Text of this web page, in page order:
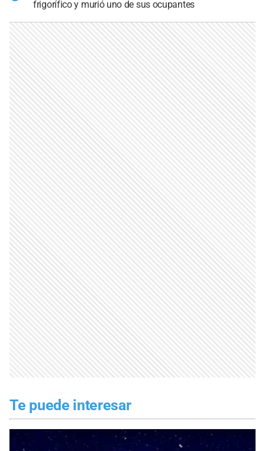
frigorífico y murió uno de sus ocupantes
Te puede interesar